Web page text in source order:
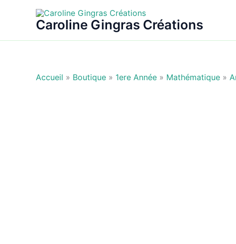
Caroline Gingras Créations
Accueil » Boutique » 1ere Année » Mathématique »